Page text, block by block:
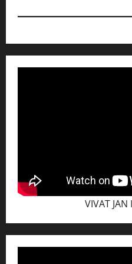
VIVAT JAN